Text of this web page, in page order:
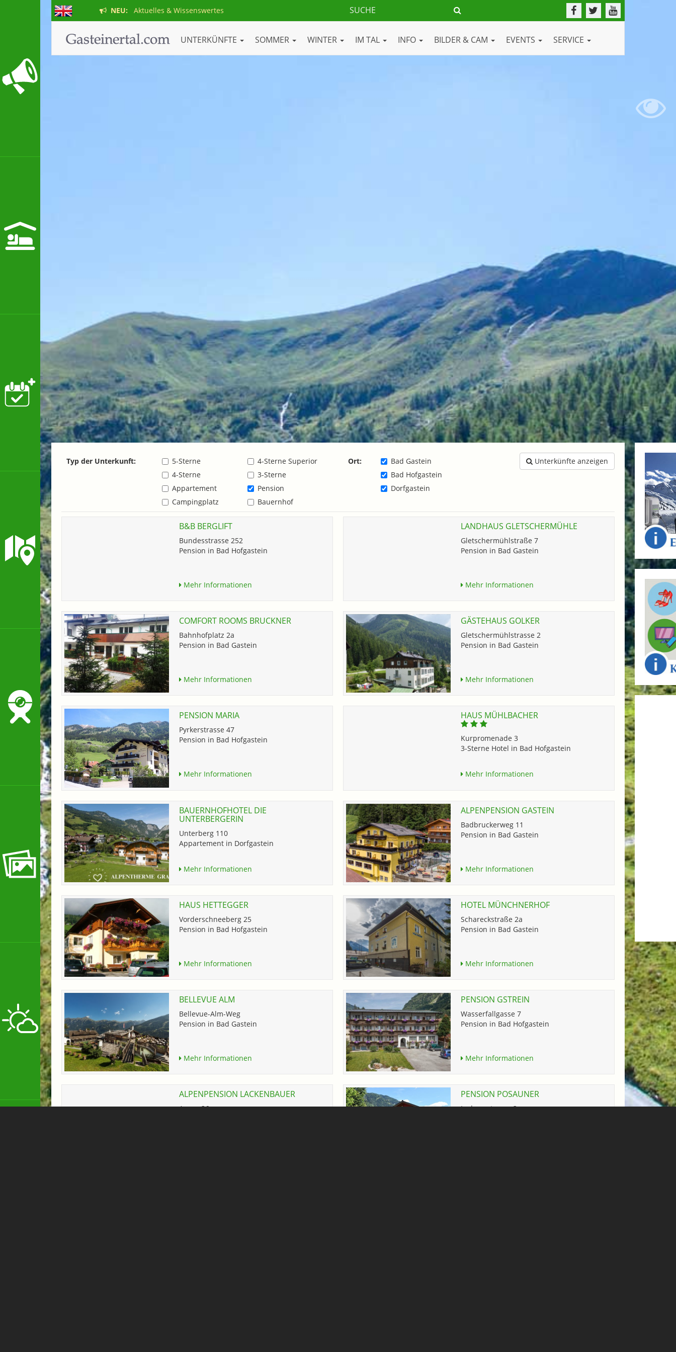
NEU: Aktuelles & Wissenswertes
UNTERKÜNFTE SOMMER WINTER IM TAL INFO BILDER & CAM EVENTS SERVICE
Typ der Unterkunft: 5-Sterne
4-Sterne Superior
4-Sterne
3-Sterne
Appartement
Pension
Campingplatz
Bauernhof
Ort:
Bad Gastein
Bad Hofgastein
Dorfgastein
Unterkünfte anzeigen
B&B BERGLIFT
Bundesstrasse 252
Pension in Bad Hofgastein
Mehr Informationen
LANDHAUS GLETSCHERMÜHLE
Gletschermühlstraße 7
Pension in Bad Gastein
Mehr Informationen
COMFORT ROOMS BRUCKNER
Bahnhofplatz 2a
Pension in Bad Gastein
Mehr Informationen
GÄSTEHAUS GOLKER
Gletschermühlstrasse 2
Pension in Bad Gastein
Mehr Informationen
PENSION MARIA
Pyrkerstrasse 47
Pension in Bad Hofgastein
Mehr Informationen
HAUS MÜHLBACHER
Kurpromenade 3
3-Sterne Hotel in Bad Hofgastein
Mehr Informationen
BAUERNHOFHOTEL DIE
UNTERBERGERIN
Unterberg 110
Appartement in Dorfgastein
Mehr Informationen
ALPENPENSION GASTEIN
Badbruckerweg 11
Pension in Bad Gastein
Mehr Informationen
HAUS HETTEGGER
Vorderschneeberg 25
Pension in Bad Hofgastein
Mehr Informationen
HOTEL MÜNCHNERHOF
Schareckstraße 2a
Pension in Bad Gastein
Mehr Informationen
BELLEVUE ALM
Bellevue-Alm-Weg
Pension in Bad Gastein
Mehr Informationen
PENSION GSTREIN
Wasserfallgasse 7
Pension in Bad Hofgastein
Mehr Informationen
ALPENPENSION LACKENBAUER
Anger 36
PENSION POSAUNER
Ledererstrasse 3